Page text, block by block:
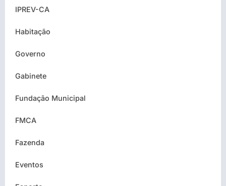
IPREV-CA
Habitação
Governo
Gabinete
Fundação Municipal
FMCA
Fazenda
Eventos